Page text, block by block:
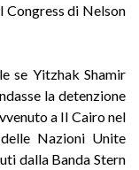
Congress di Nelson
se Yitzhak Shamir
la detenzione
a Il Cairo nel
Nazioni Unite
dalla Banda Stern